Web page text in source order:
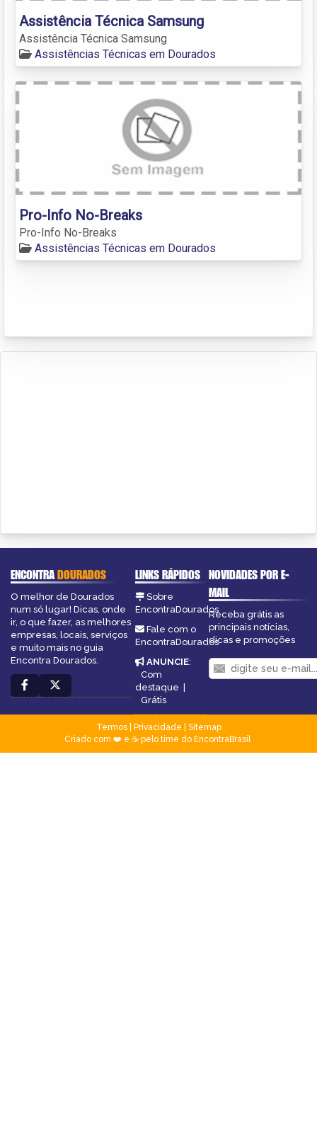
Assistência Técnica Samsung
Assistência Técnica Samsung
Assistências Técnicas em Dourados
Pro-Info No-Breaks
Pro-Info No-Breaks
Assistências Técnicas em Dourados
ENCONTRADOURADOS
O melhor de Dourados
num só lugar! Dicas, onde
ir, o que fazer, as melhores
empresas, locais, serviços
e muito mais no guia
Encontra Dourados.
LINKS RÁPIDOS
Sobre
EncontraDourados
Fale com o
EncontraDourados
ANUNCIE:
Com
destaque |
Grátis
NOVIDADES POR E-
MAIL
Receba grátis as
principais notícias,
dicas e promoções
Termos| Privacidade
Sitemap
Criado com ❤️ e ☕ pelo time do EncontraBrasil